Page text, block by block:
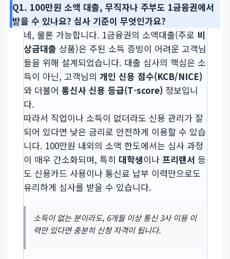
Q1. 100만원 소액 대출, 무직자나 주부도 1금융권에서
받을 수 있나요? 심사 기준이 무엇인가요?
네, 물론 가능합니다. 1금융권의 소액대출(주로 비
상금대출 상품)은 주된 소득 증빙이 어려운 고객님
들을 위해 설계되었습니다. 대출 심사의 핵심은 소
득이 아닌, 고객님의 개인 신용 점수(KCB/NICE)
와 더불어 통신사 신용 등급(T-score) 정보입니
다.
따라서 직업이나 소득이 없더라도 신용 관리가 잘
되어 있다면 낮은 금리로 안전하게 이용할 수 있습
니다. 100만원 내외의 소액 한도에서는 심사 과정
이 매우 간소화되며, 특히 대학생이나 프리랜서 등
도 신용카드 사용이나 통신료 납부 이력만으로도
유리하게 심사를 받을 수 있습니다.
소득이 없는 분이라도, 6개월 이상 통신 3사 이용 이
력만 있다면 충분히 신청 자격이 됩니다.